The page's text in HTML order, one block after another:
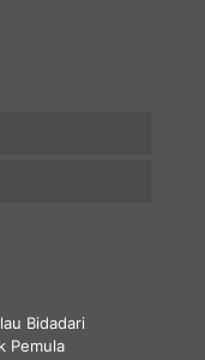
Bidadari
Pemula